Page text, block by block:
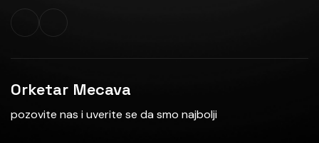
Orketar Mecava
pozovite nas i uverite se da smo najbolji